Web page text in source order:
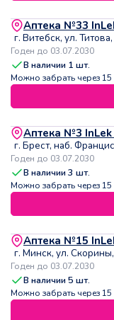
Аптека №33
г. Витебск, ул.
Годен до 03.07.2030
В наличии 1 шт.
Можно забрать через 15
Аптека №3
г. Брест, наб.
Годен до 03.07.2030
В наличии3 шт.
Можно забрать через 15
Аптека №15
г. Минск, ул.
Годен до 03.07.2030
В наличии5 шт.
Можно забрать через 15